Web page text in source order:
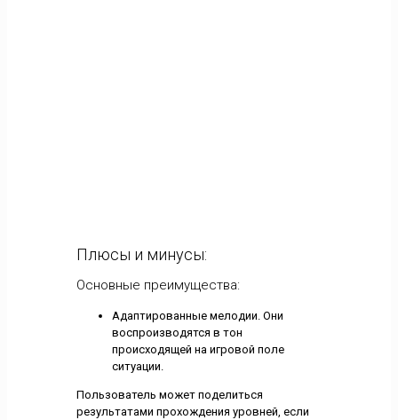
Плюсы и минусы:
Основные преимущества:
Адаптированные мелодии. Они
воспроизводятся в тон
происходящей на игровой поле
ситуации.
Пользователь может поделиться
результатами прохождения уровней, если